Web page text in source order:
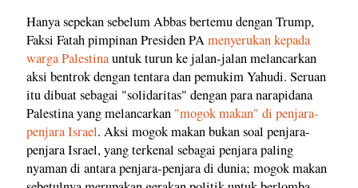
Hanya sepekan sebelum Abbas bertemu dengan Trump,
Faksi Fatah pimpinan Presiden PAmenyerukan kepada
warga Palestinauntuk turun ke jalan-jalan melancarkan
aksi bentrok dengan tentara dan pemukim Yahudi. Seruan
itu dibuat sebagai "solidaritas" dengan para narapidana
Palestina yang melancarkan "mogok makan" di penjara-
penjara Israel. Aksi mogok makan bukan soal penjara-
penjara Israel, yang terkenal sebagai penjara paling
nyaman di antara penjara-penjara di dunia; mogok makan